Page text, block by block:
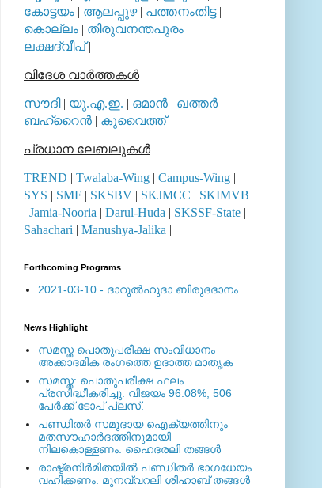
കോട്ടയം | ആലപ്പുഴ| പത്തനംതിട്ട|
കൊല്ലം | തിരുവനന്തപുരം |
ലക്ഷദ്വീപ്|
വിദേശ വാര്‍ത്തകള്‍
സൗദി| യു.എ.ഇ. | ഒമാന്‍ | ഖത്തര്‍|
ബഹ്റൈന്‍ | കുവൈത്ത്
പ്രധാന ലേബലുകള്‍
TREND | Twalaba-Wing | Campus-Wing |
SYS | SMF | SKSBV | SKJMCC | SKIMVB
| Jamia-Nooria | Darul-Huda | SKSSF-State |
Sahachari | Manushya-Jalika |
Forthcoming Programs
2021-03-10 - ദാറുല്‍ഹുദാ ബിരുദദാനം
News Highlight
സമസ്ത പൊതുപരീക്ഷ സംവിധാനം
അക്കാദമിക രംഗത്തെ ഉദാത്ത മാതൃക
സമസ്ത: പൊതുപരീക്ഷ ഫലം
പ്രസിദ്ധീകരിച്ചു. വിജയം 96.08%, 506
പേര്‍ക്ക് ടോപ് പ്ലസ്.
പണ്ഡിതര്‍ സമുദായ ഐക്യത്തിനും
മതസൗഹാര്‍ദത്തിനുമായി
നിലകൊള്ളണം: ഹൈദരലി തങ്ങള്‍
രാഷ്ട്രനിര്‍മിതയില്‍ പണ്ഡിതര്‍ ഭാഗധേയം
വഹിക്കണം: മുനവ്വറലി ശിഹാബ് തങ്ങള്‍